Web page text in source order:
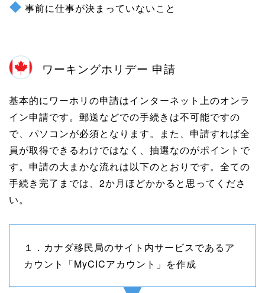
事前に仕事が決まっていないこと
ワーキングホリデー 申請
基本的にワーホリの申請はインターネット上のオンラ
イン申請です。郵送などでの手続きは不可能ですの
で、パソコンが必須となります。また、申請すれば全
員が取得できるわけではなく、抽選なのがポイントで
す。申請の大まかな流れは以下のとおりです。全ての
手続き完了までは、2か月ほどかかると思ってくださ
い。
１．カナダ移民局のサイト内サービスであるア
カウント「MyCICアカウント」を作成